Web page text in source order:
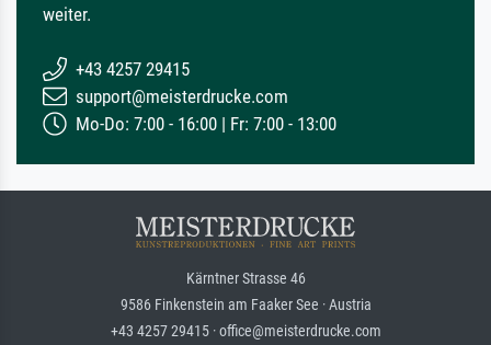
weiter.
+43 4257 29415
support@meisterdrucke.com
Mo-Do: 7:00 - 16:00 | Fr: 7:00 - 13:00
Kärntner Strasse 46
9586 Finkenstein am Faaker See · Austria
+43 4257 29415 · office@meisterdrucke.com